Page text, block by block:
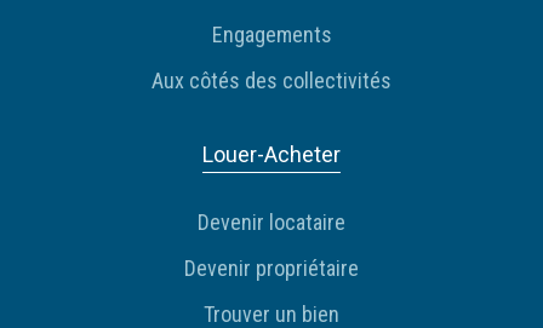
Engagements
Aux côtés des collectivités
Louer-Acheter
Devenir locataire
Devenir propriétaire
Trouver un bien